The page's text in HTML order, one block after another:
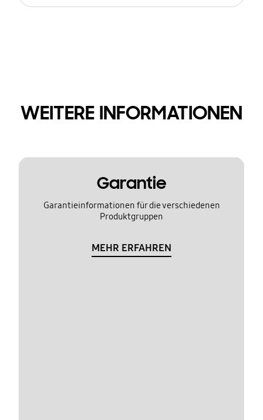
WEITERE INFORMATIONEN
Garantie
Garantieinformationen für die verschiedenen
Produktgruppen
MEHR ERFAHREN